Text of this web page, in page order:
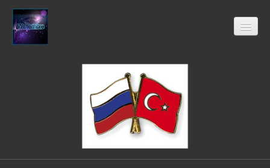
Stöverstuuv´s Klöndöör
Archiv 2020 - 2015